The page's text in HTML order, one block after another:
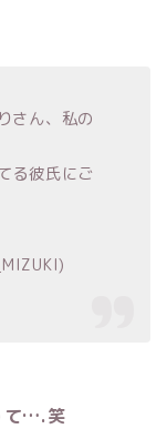
さん、私の
る彼氏にご
て….笑